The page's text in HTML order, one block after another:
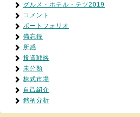
グルメ・ホテル・テツ2019
コメント
ポートフォリオ
備忘録
所感
投資戦略
未分類
株式市場
自己紹介
銘柄分析